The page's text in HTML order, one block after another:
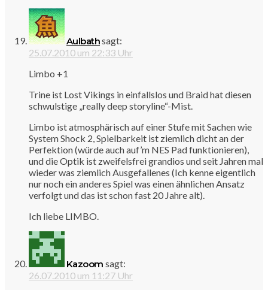
Aulbathsagt:
25.07.2010 um 22:33 Uhr
Limbo +1
Trine ist Lost Vikings in einfallslos und Braid hat diesen
schwulstige „really deep storyline“-Mist.
Limbo ist atmosphärisch auf einer Stufe mit Sachen wie
System Shock 2, Spielbarkeit ist ziemlich dicht an der
Perfektion (würde auch auf’m NES Pad funktionieren),
und die Optik ist zweifelsfrei grandios und seit Jahren mal
wieder was ziemlich Ausgefallenes (Ich kenne eigentlich
nur noch ein anderes Spiel was einen ähnlichen Ansatz
verfolgt und das ist schon fast 20 Jahre alt).
Ich liebe LIMBO.
Kazoom sagt:
26.07.2010 um 11:27 Uhr